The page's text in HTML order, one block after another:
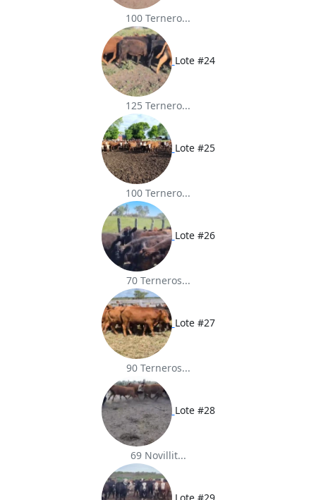
100 Ternero...
Lote #24
125 Ternero...
Lote #25
100 Ternero...
Lote #26
70 Terneros...
Lote #27
90 Terneros...
Lote #28
69 Novillit...